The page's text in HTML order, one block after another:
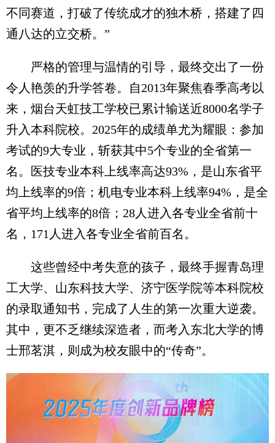
不同赛道，打破了传统成才的独木桥，搭建了四
通八达的立交桥。”
严格的管理与温情的引导，最终交出了一份
令人艳羡的升学答卷。自2013年聚焦春季高考以
来，烟台天虹技工学校已累计输送近8000名学子
升入本科院校。2025年的成绩单尤为耀眼：参加
考试的9大专业，斩获其中5个专业的全省第一
名。医技专业本科上线率高达93%，是山东省平
均上线率的9倍；机电专业本科上线率94%，是全
省平均上线率的8倍；28人进入各专业全省前十
名，171人进入各专业全省前百名。
这些曾经中考失意的孩子，最终手握青岛理
工大学、山东科技大学、济宁医学院等本科院校
的录取通知书，完成了人生的第一次重大逆袭。
其中，更不乏继续深造者，而考入东北大学的博
士邢茗淇，则成为校友眼中的“传奇”。